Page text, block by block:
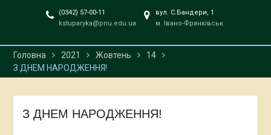
(0342) 57-00-11
kstuparyka@pnu.edu.ua
вул. С.Бандери, 1
м. Івано-Франківськ
Головна 2021 Жовтень
14
З ДНЕМ НАРОДЖЕННЯ!
З ДНЕМ НАРОДЖЕННЯ!